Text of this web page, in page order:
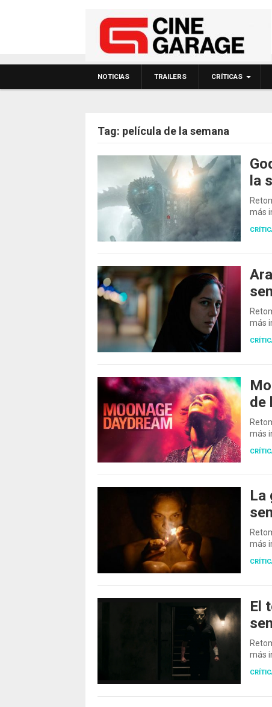
NOTICIAS TRAILERS CRÍTICAS
Tag: película de la semana
la
más
más
de
más
La
más
El
más
POSTS NAVIGATION